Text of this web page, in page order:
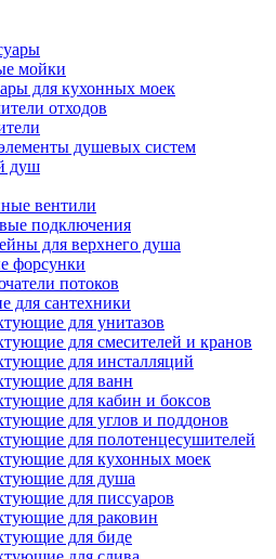
мойки
для кухонных моек
отходов
душевых систем
душ
вентили
подключения
для верхнего душа
форсунки
потоков
для сантехники
для унитазов
для смесителей и кранов
для инсталляций
для ванн
для кабин и боксов
для углов и поддонов
для полотенцесушителей
для кухонных моек
для душа
для писсуаров
для раковин
для биде